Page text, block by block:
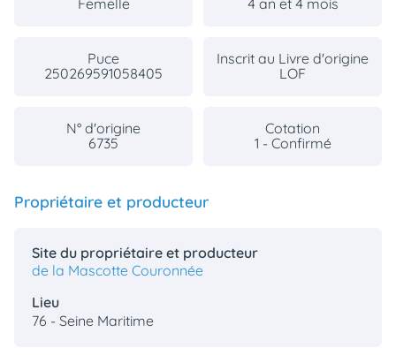
Femelle
4 an et 4 mois
Puce
250269591058405
Inscrit au Livre d'origine
LOF
N° d'origine
6735
Cotation
1 - Confirmé
Propriétaire et producteur
Site du propriétaire et producteur
de la Mascotte Couronnée
Lieu
76 - Seine Maritime